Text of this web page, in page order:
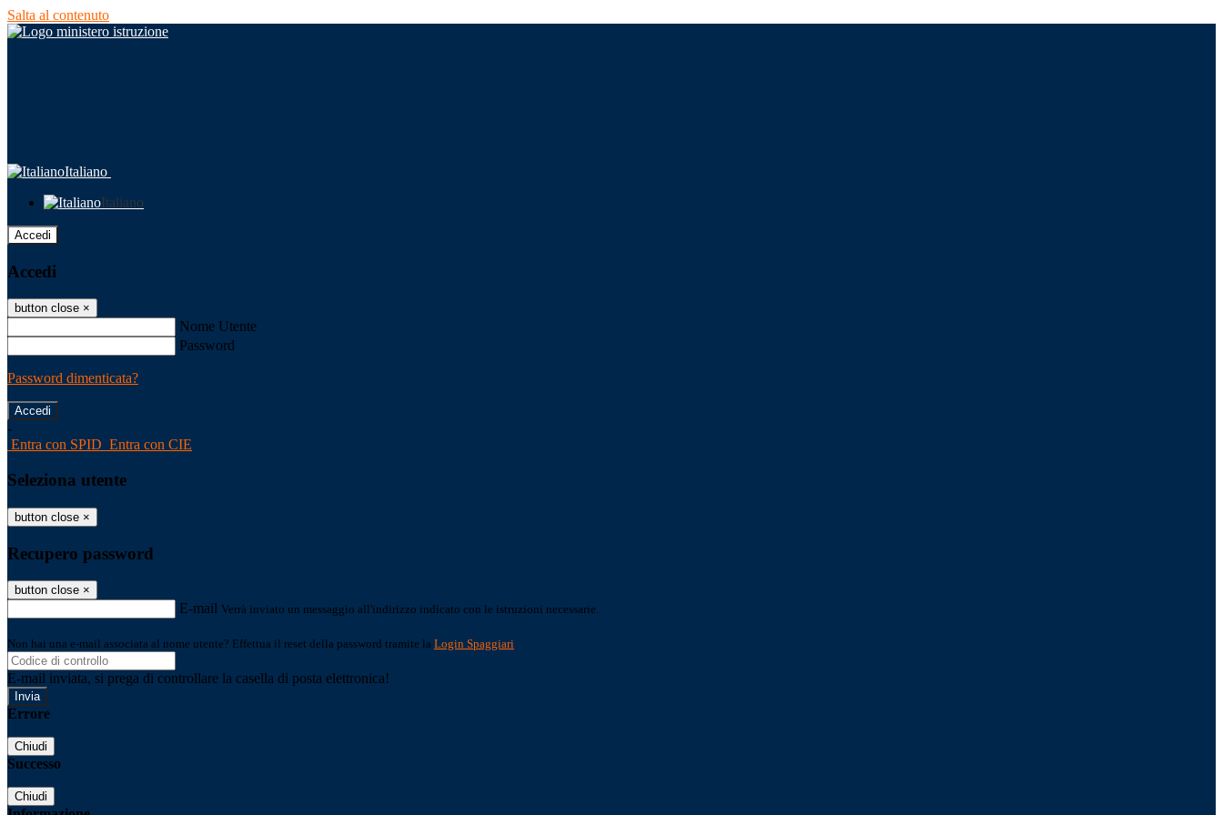
Salta al contenuto
Italiano
Italiano
Accedi
Accedi
button close ×
Nome Utente
Password
Password dimenticata?
-
Entra con SPID Entra con CIE
Seleziona utente
button close ×
Recupero password
button close ×
E-mail Verrà inviato un messaggio all'indirizzo indicato con le istruzioni necessarie.
Non hai una e-mail associata al nome utente? Effettua il reset della password tramite la Login Spaggiari
E-mail inviata, si prega di controllare la casella di posta elettronica!
Errore
Chiudi
Successo
Chiudi